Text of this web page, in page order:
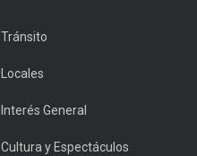
Tránsito
Locales
Interés General
Cultura y Espectáculos